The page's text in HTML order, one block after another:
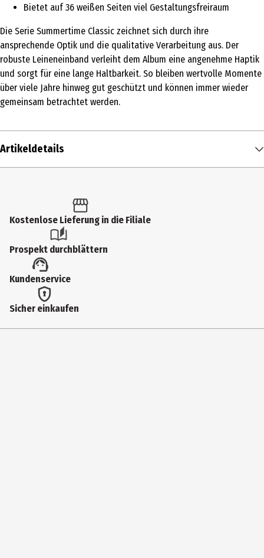
Bietet auf 36 weißen Seiten viel Gestaltungsfreiraum
Die Serie Summertime Classic zeichnet sich durch ihre
ansprechende Optik und die qualitative Verarbeitung aus. Der
robuste Leineneinband verleiht dem Album eine angenehme Haptik
und sorgt für eine lange Haltbarkeit. So bleiben wertvolle Momente
über viele Jahre hinweg gut geschützt und können immer wieder
gemeinsam betrachtet werden.
Artikeldetails
Produkttyp
Lieferumfang
36 Seiten
Kostenlose Lieferung in die Filiale
Prospekt durchblättern
Kundenservice
Sicher einkaufen